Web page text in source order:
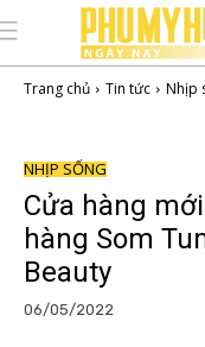
Trang chủ Tin tức Nhịp
NHỊP SỐNG
Cửa hàng
hàng Som
Beauty
06/05/2022